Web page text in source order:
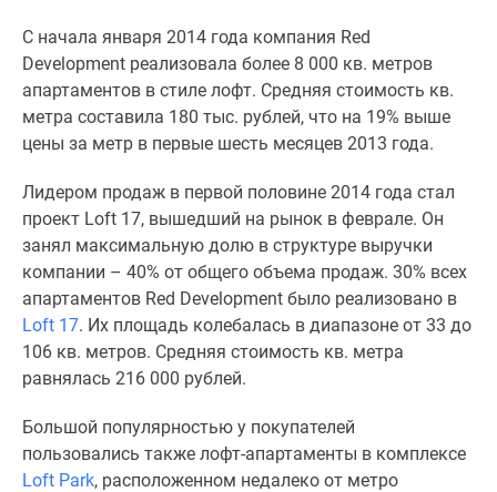
застройщики
Панорамы
новостроек
Видеообзор
новостроек
Экспертиза
новостроек
Экология
Москвы
Подмосковья
Студии
комнатные
комнатные
комнатные
С начала января 2014 года компания Red
Development реализовала более 8 000 кв. метров
апартаментов в стиле лофт. Средняя стоимость кв.
метра составила 180 тыс. рублей, что на 19% выше
цены за метр в первые шесть месяцев 2013 года.
Лидером продаж в первой половине 2014 года стал
проект Loft 17, вышедший на рынок в феврале. Он
занял максимальную долю в структуре выручки
компании – 40% от общего объема продаж. 30% всех
апартаментов Red Development было реализовано в
Loft 17. Их площадь колебалась в диапазоне от 33 до
106 кв. метров. Средняя стоимость кв. метра
равнялась 216 000 рублей.
Большой популярностью у покупателей
пользовались также лофт-апартаменты в комплексе
Loft Park, расположенном недалеко от метро